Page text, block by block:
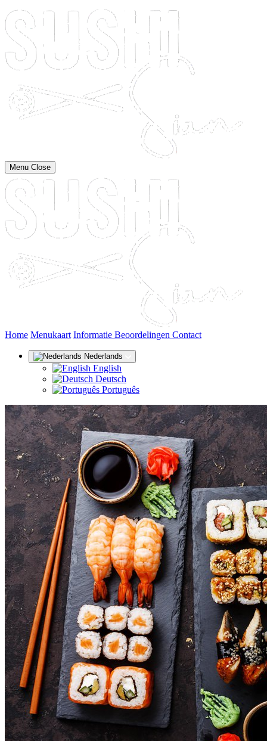
Menu Close
Home Menukaart Informatie Beoordelingen Contact(huidige)
Nederlands
English
Deutsch
Português